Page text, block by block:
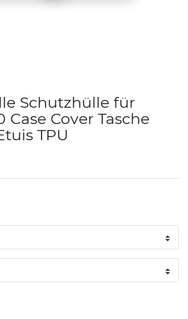
Schutzhülle für
Case Cover Tasche
TPU